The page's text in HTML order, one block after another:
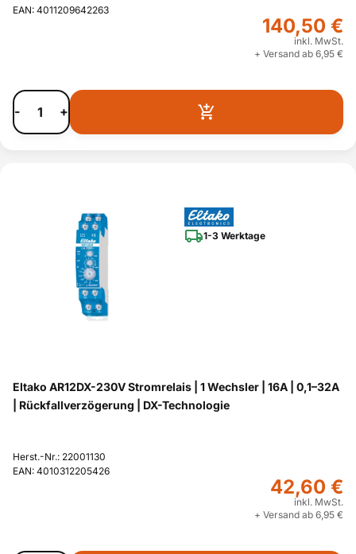
EAN: 4011209642263
140,50 €
inkl. MwSt.
+ Versand ab 6,95 €
- +
1-3 Werktage
Eltako AR12DX-230V Stromrelais | 1 Wechsler | 16A | 0,1–32A
| Rückfallverzögerung | DX-Technologie
Herst.-Nr.: 22001130
EAN: 4010312205426
42,60 €
inkl. MwSt.
+ Versand ab 6,95 €